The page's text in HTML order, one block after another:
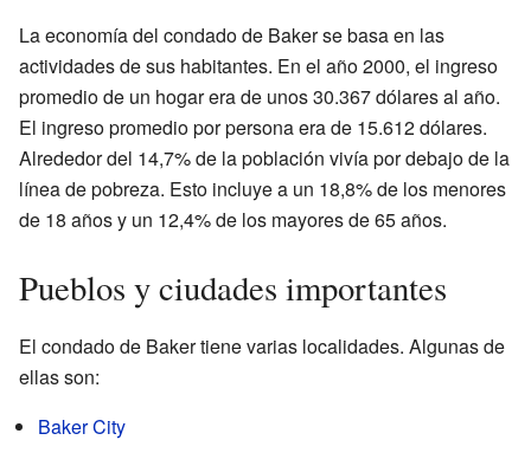
La economía del condado de Baker se basa en las
actividades de sus habitantes. En el año 2000, el ingreso
promedio de un hogar era de unos 30.367 dólares al año.
El ingreso promedio por persona era de 15.612 dólares.
Alrededor del 14,7% de la población vivía por debajo de la
línea de pobreza. Esto incluye a un 18,8% de los menores
de 18 años y un 12,4% de los mayores de 65 años.
Pueblos y ciudades importantes
El condado de Baker tiene varias localidades. Algunas de
ellas son:
Baker City